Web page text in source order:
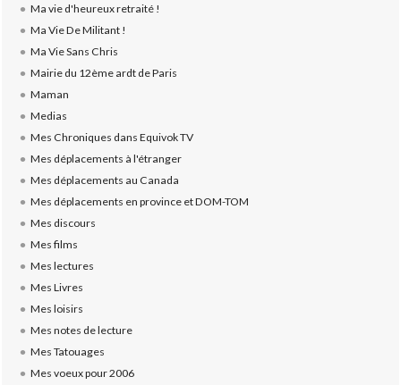
Ma vie d'heureux retraité !
Ma Vie De Militant !
Ma Vie Sans Chris
Mairie du 12ème ardt de Paris
Maman
Medias
Mes Chroniques dans Equivok TV
Mes déplacements à l'étranger
Mes déplacements au Canada
Mes déplacements en province et DOM-TOM
Mes discours
Mes films
Mes lectures
Mes Livres
Mes loisirs
Mes notes de lecture
Mes Tatouages
Mes voeux pour 2006